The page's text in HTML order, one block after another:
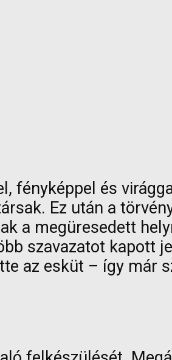
fényképpel és
Ez után a
a megüresedett
szavazatot kapott
az esküt – így már